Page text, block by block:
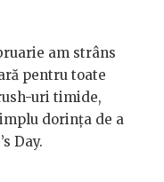
am strâns
pentru toate
uri timide,
dorința de a
Day.